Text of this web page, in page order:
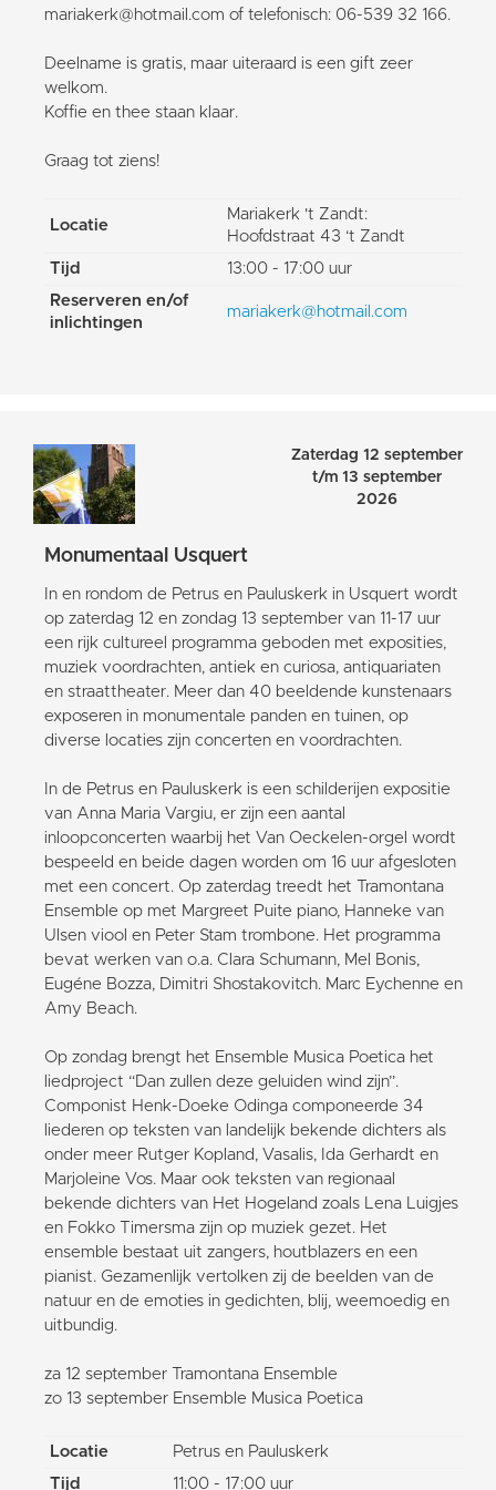
mariakerk@hotmail.com of telefonisch: 06-539 32 166.
Deelname is gratis, maar uiteraard is een gift zeer
welkom.
Koffie en thee staan klaar.
Graag tot ziens!
Locatie
Mariakerk 't Zandt:
Hoofdstraat 43 ‘t Zandt
Tijd
13:00 - 17:00 uur
Reserveren en/of
inlichtingen
mariakerk@hotmail.com
Zaterdag 12 september
t/m 13 september
2026
Monumentaal Usquert
In en rondom de Petrus en Pauluskerk in Usquert wordt
op zaterdag 12 en zondag 13 september van 11-17 uur
een rijk cultureel programma geboden met exposities,
muziek voordrachten, antiek en curiosa, antiquariaten
en straattheater. Meer dan 40 beeldende kunstenaars
exposeren in monumentale panden en tuinen, op
diverse locaties zijn concerten en voordrachten.
In de Petrus en Pauluskerk is een schilderijen expositie
van Anna Maria Vargiu, er zijn een aantal
inloopconcerten waarbij het Van Oeckelen-orgel wordt
bespeeld en beide dagen worden om 16 uur afgesloten
met een concert. Op zaterdag treedt het Tramontana
Ensemble op met Margreet Puite piano, Hanneke van
Ulsen viool en Peter Stam trombone. Het programma
bevat werken van o.a. Clara Schumann, Mel Bonis,
Eugéne Bozza, Dimitri Shostakovitch. Marc Eychenne en
Amy Beach.
Op zondag brengt het Ensemble Musica Poetica het
liedproject “Dan zullen deze geluiden wind zijn”.
Componist Henk-Doeke Odinga componeerde 34
liederen op teksten van landelijk bekende dichters als
onder meer Rutger Kopland, Vasalis, Ida Gerhardt en
Marjoleine Vos. Maar ook teksten van regionaal
bekende dichters van Het Hogeland zoals Lena Luigjes
en Fokko Timersma zijn op muziek gezet. Het
ensemble bestaat uit zangers, houtblazers en een
pianist. Gezamenlijk vertolken zij de beelden van de
natuur en de emoties in gedichten, blij, weemoedig en
uitbundig.
za 12 september Tramontana Ensemble
zo 13 september Ensemble Musica Poetica
Locatie
Petrus en Pauluskerk
Tijd
11:00 - 17:00 uur